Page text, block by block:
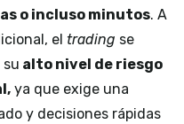
o incluso minutos. A
el trading se
su alto nivel de riesgo
ya que exige una
y decisiones rápidas